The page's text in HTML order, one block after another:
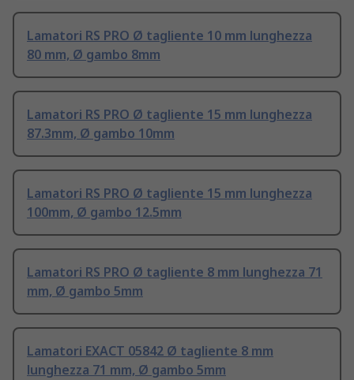
Lamatori RS PRO Ø tagliente 10 mm lunghezza
80 mm, Ø gambo 8mm
Lamatori RS PRO Ø tagliente 15 mm lunghezza
87.3mm, Ø gambo 10mm
Lamatori RS PRO Ø tagliente 15 mm lunghezza
100mm, Ø gambo 12.5mm
Lamatori RS PRO Ø tagliente 8 mm lunghezza 71
mm, Ø gambo 5mm
Lamatori EXACT 05842 Ø tagliente 8 mm
lunghezza 71 mm, Ø gambo 5mm